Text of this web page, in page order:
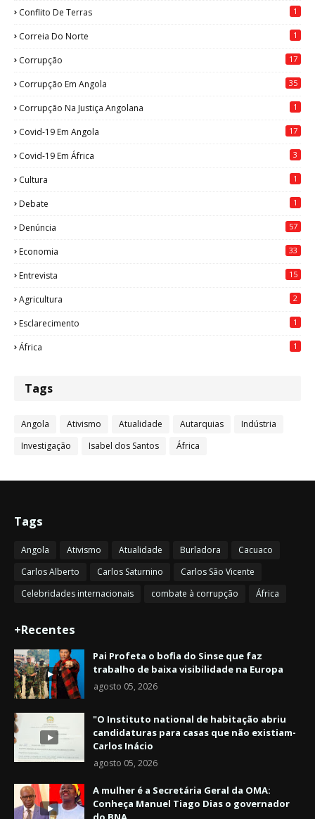
Conflito De Terras 1
Correia Do Norte 1
Corrupção 17
Corrupção Em Angola 35
Corrupção Na Justiça Angolana 1
Covid-19 Em Angola 17
Covid-19 Em África 3
Cultura 1
Debate 1
Denúncia 57
Economia 33
Entrevista 15
Agricultura 2
Esclarecimento 1
África 1
Tags
Angola Ativismo Atualidade Autarquias
Indústria
Investigação
Isabel dos Santos África
Tags
Angola Ativismo Atualidade Burladora
Cacuaco
Carlos Alberto
Carlos Saturnino
Carlos São Vicente
Celebridades internacionais
combate à corrupção África
+Recentes
Pai Profeta o bofia do Sinse que faz
trabalho de baixa visibilidade na Europa
agosto 05, 2026
"O Instituto national de habitação abriu
candidaturas para casas que não existiam-
Carlos Inácio
agosto 05, 2026
A mulher é a Secretária Geral da OMA:
Conheça Manuel Tiago Dias o governador